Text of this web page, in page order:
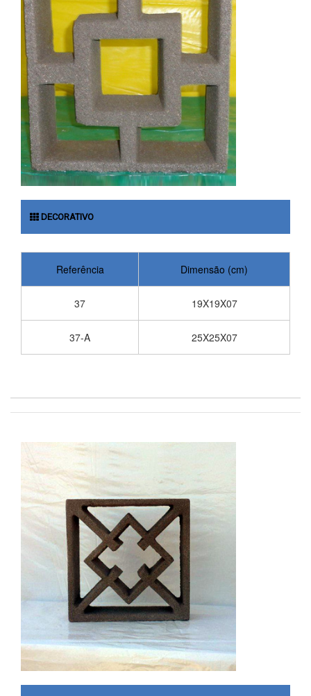
DECORATIVO
Referência Dimensão (cm)
37 19X19X07
37-A 25X25X07